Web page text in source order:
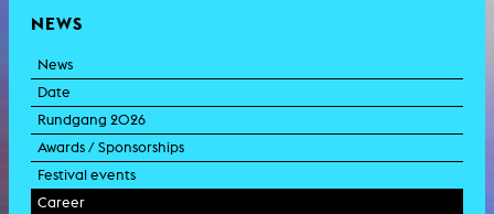
NEWS
News
Date
Rundgang 2026
Awards / Sponsorships
Festival events
Career